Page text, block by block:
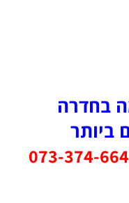
בחדרה
ביותר
073-374-